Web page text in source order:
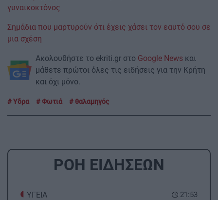
γυναικοκτόνος
Σημάδια που μαρτυρούν ότι έχεις χάσει τον εαυτό σου σε
μια σχέση
Ακολουθήστε το ekriti.gr στο Google News και
μάθετε πρώτοι όλες τις ειδήσεις για την Κρήτη
και όχι μόνο.
Υδρα Φωτιά θαλαμηγός
ΡΟΗ ΕΙΔΗΣΕΩΝ
21:53
ΥΓΕΙΑ